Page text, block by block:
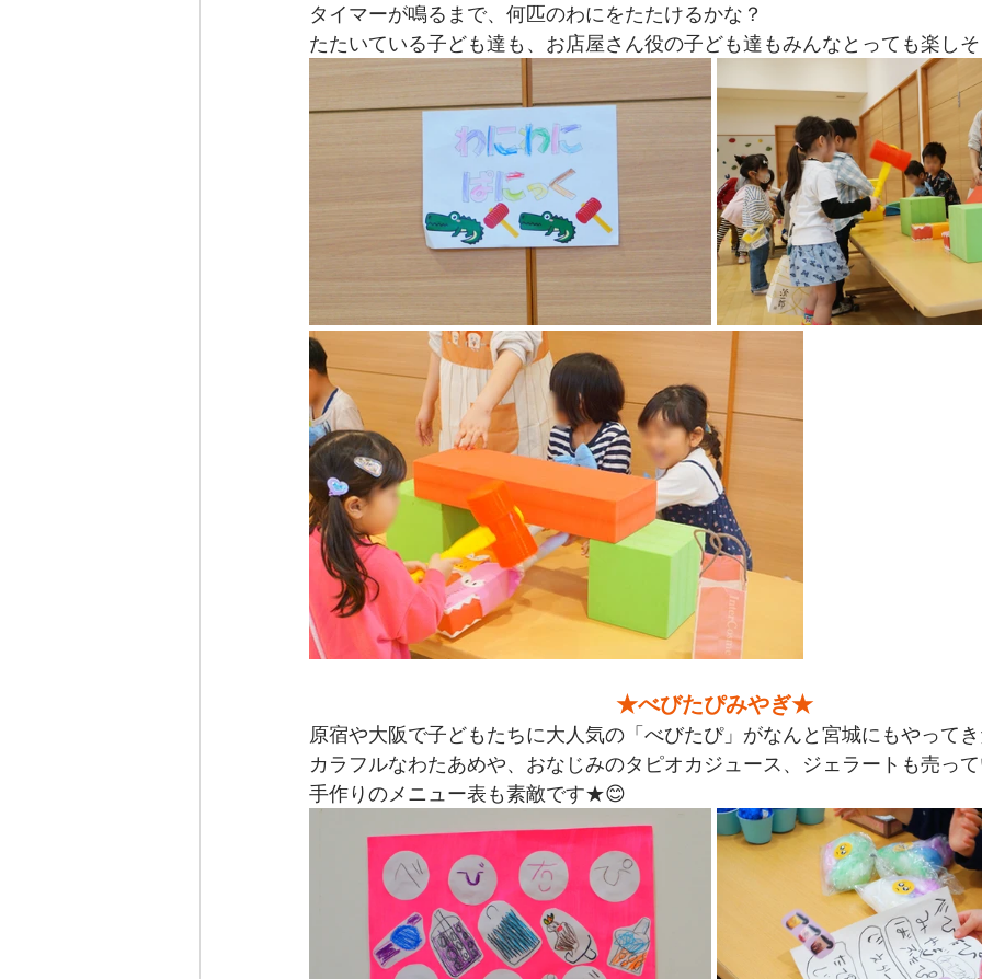
タイマーが鳴るまで、何匹のわにをたたけるかな？
たたいている子ども達も、お店屋さん役の子ども達もみんなとっても楽し
★べびたぴみやぎ★
原宿や大阪で子どもたちに大人気の「べびたぴ」がなんと宮城にもやって
カラフルなわたあめや、おなじみのタピオカジュース、ジェラートも売っ
手作りのメニュー表も素敵です★😊